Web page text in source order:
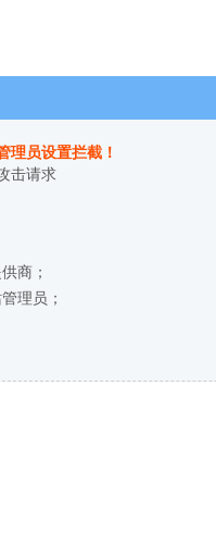
理员设置拦截！
击请求
商；
理员；